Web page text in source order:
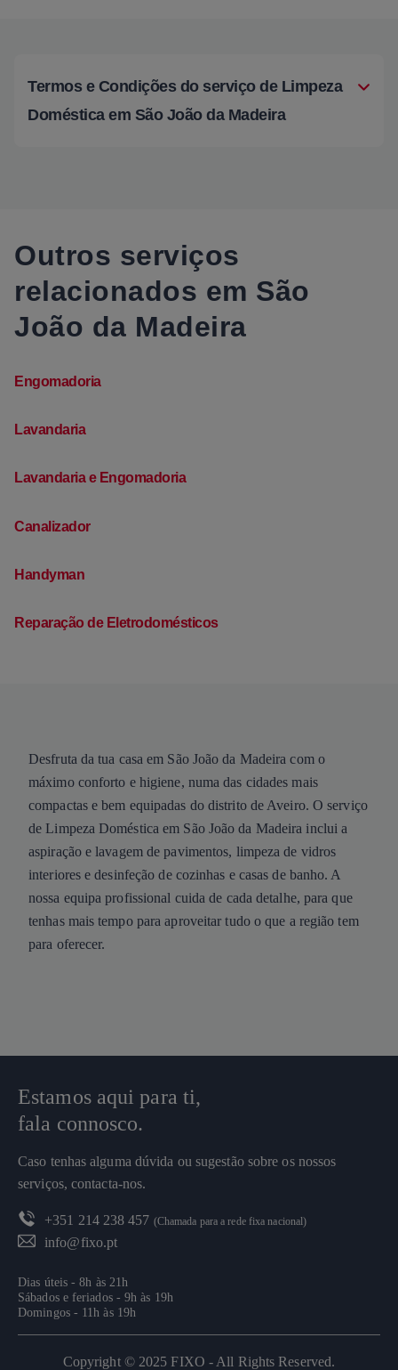
Termos e Condições do serviço de Limpeza
Doméstica em São João da Madeira
Outros serviços
relacionados em São
João da Madeira
Engomadoria
Lavandaria
Lavandaria e Engomadoria
Canalizador
Handyman
Reparação de Eletrodomésticos
Desfruta da tua casa em São João da Madeira com o
máximo conforto e higiene, numa das cidades mais
compactas e bem equipadas do distrito de Aveiro. O serviço
de Limpeza Doméstica em São João da Madeira inclui a
aspiração e lavagem de pavimentos, limpeza de vidros
interiores e desinfeção de cozinhas e casas de banho. A
nossa equipa profissional cuida de cada detalhe, para que
tenhas mais tempo para aproveitar tudo o que a região tem
para oferecer.
Estamos aqui para ti,
fala connosco.
Caso tenhas alguma dúvida ou sugestão sobre os nossos
serviços, contacta-nos.
+351 214 238 457 (Chamada para a rede fixa nacional)
info@fixo.pt
Dias úteis - 8h às 21h
Sábados e feriados - 9h às 19h
Domingos - 11h às 19h
Copyright © 2025 FIXO - All Rights Reserved.